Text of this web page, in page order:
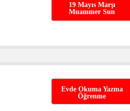
19 Mayıs Marşı
Muammer Sun
Evde Okuma Yazma
Öğrenme